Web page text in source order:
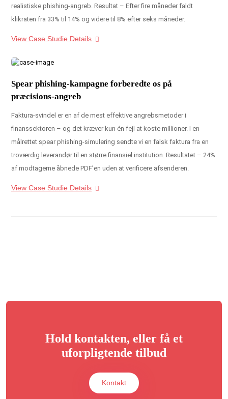
realistiske phishing-angreb. Resultat – Efter fire måneder faldt
klikraten fra 33% til 14% og videre til 8% efter seks måneder.
View Case Studie Details
Spear phishing-kampagne forberedte os på
præcisions-angreb
Faktura-svindel er en af de mest effektive angrebsmetoder i
finanssektoren – og det kræver kun én fejl at koste millioner. I en
målrettet spear phishing-simulering sendte vi en falsk faktura fra en
troværdig leverandør til en større finansiel institution. Resultatet – 24%
af modtagerne åbnede PDF’en uden at verificere afsenderen.
View Case Studie Details
Hold kontakten, eller få et
uforpligtende tilbud
Kontakt